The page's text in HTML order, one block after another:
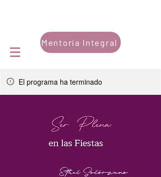
Mentoría Integral
El programa ha terminado